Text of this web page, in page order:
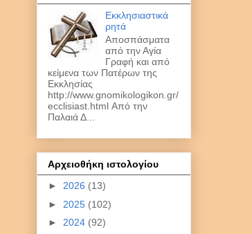
Εκκλησιαστικά
ρητά
Αποσπάσματα
από την Αγία
Γραφή και από
κείμενα των Πατέρων της
Εκκλησίας
http://www.gnomikologikon.gr/
ecclisiast.html Από την
Παλαιά Δ...
Αρχειοθήκη ιστολογίου
► 2026 (13)
► 2025 (102)
► 2024 (92)